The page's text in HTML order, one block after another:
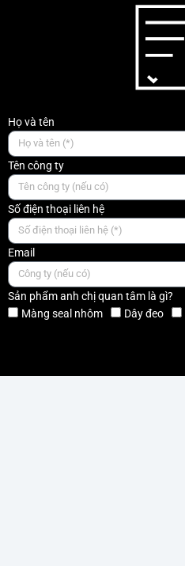
Họ và tên
Tên công ty
Số điện thoại liên hệ
Email
Sản phẩm anh chị quan tâm là gì?
Màng seal nhôm
Dây đeo